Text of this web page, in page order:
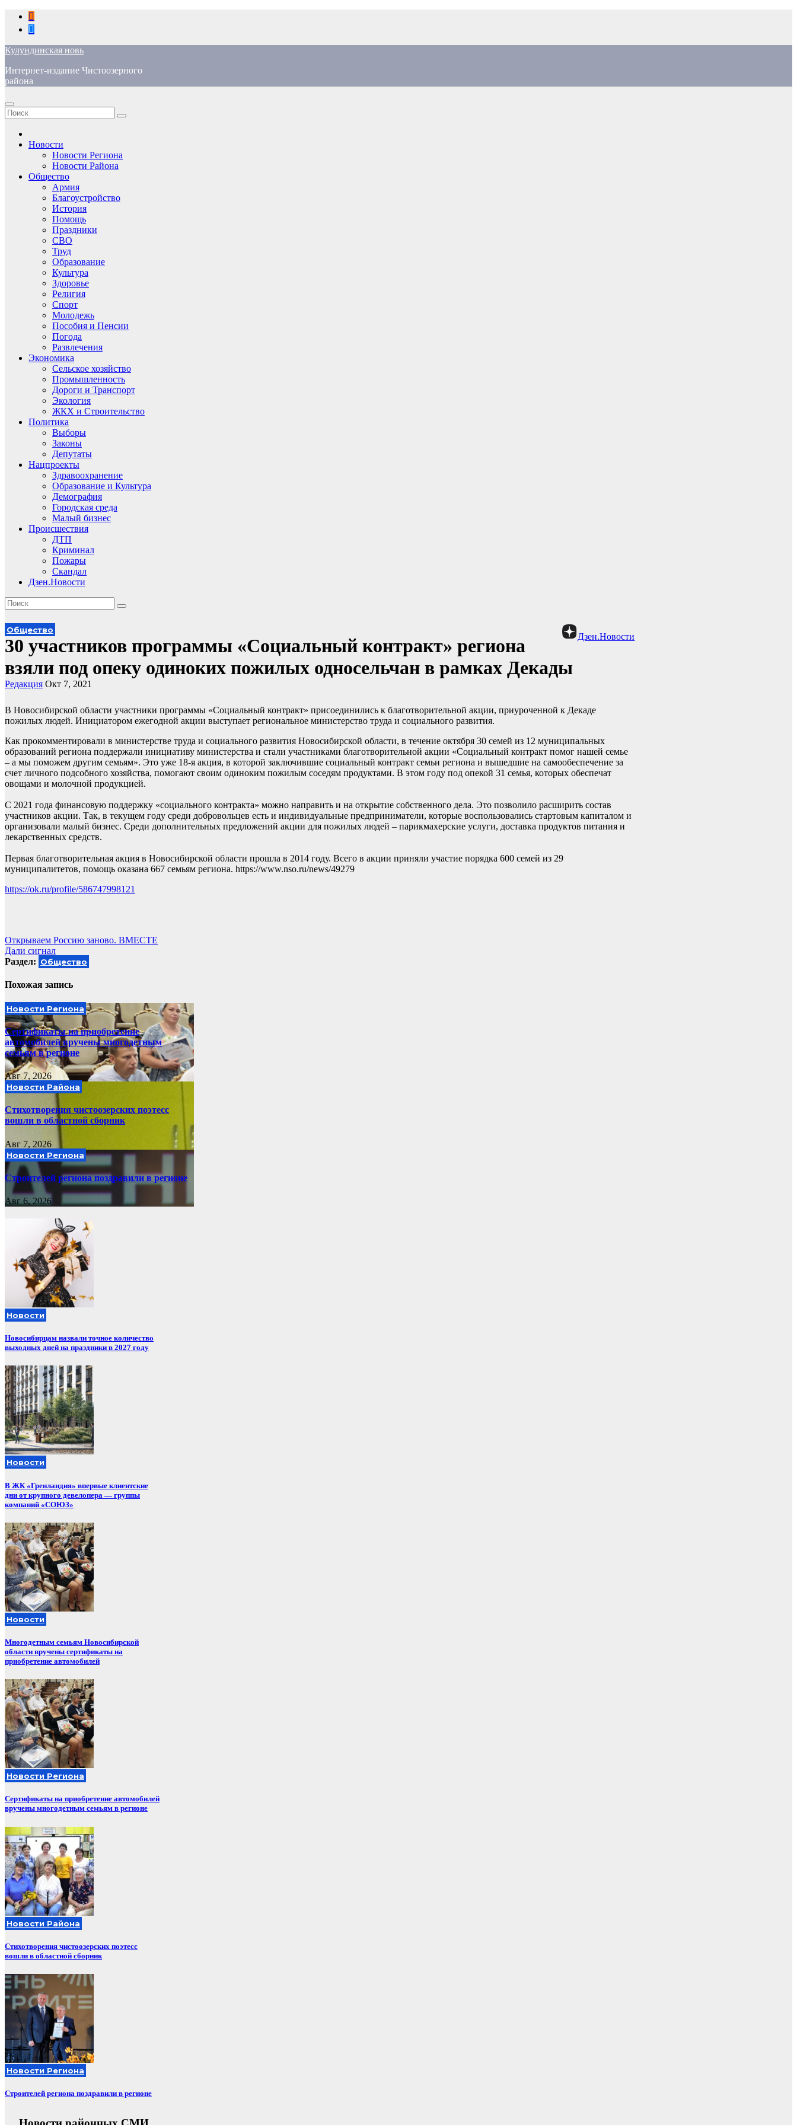
Перейти
содержимому
Кулундинская новь
Интернет-издание Чистоозерного
района
Новости
Новости Региона
Новости Района
Общество
Армия
Благоустройство
История
Помощь
Праздники
СВО
Труд
Образование
Культура
Здоровье
Религия
Спорт
Молодежь
Пособия и Пенсии
Погода
Развлечения
Экономика
Сельское хозяйство
Промышленность
Дороги и Транспорт
Экология
ЖКХ и Строительство
Политика
Выборы
Законы
Депутаты
Нацпроекты
Здравоохранение
Образование и Культура
Демография
Городская среда
Малый бизнес
Происшествия
ДТП
Криминал
Пожары
Скандал
Дзен.Новости
Дзен.Новости
Общество
30 участников программы «Социальный контракт» региона
взяли под опеку одиноких пожилых односельчан в рамках Декады
Редакция Окт 7, 2021
В Новосибирской области участники программы «Социальный контракт» присоединились к благотворительной акции, приуроченной к Декаде
пожилых людей. Инициатором ежегодной акции выступает региональное министерство труда и социального развития.
Как прокомментировали в министерстве труда и социального развития Новосибирской области, в течение октября 30 семей из 12 муниципальных
образований региона поддержали инициативу министерства и стали участниками благотворительной акции «Социальный контракт помог нашей семье
– а мы поможем другим семьям». Это уже 18-я акция, в которой заключившие социальный контракт семьи региона и вышедшие на самообеспечение за
счет личного подсобного хозяйства, помогают своим одиноким пожилым соседям продуктами. В этом году под опекой 31 семья, которых обеспечат
овощами и молочной продукцией.
С 2021 года финансовую поддержку «социального контракта» можно направить и на открытие собственного дела. Это позволило расширить состав
участников акции. Так, в текущем году среди добровольцев есть и индивидуальные предприниматели, которые воспользовались стартовым капиталом и
организовали малый бизнес. Среди дополнительных предложений акции для пожилых людей – парикмахерские услуги, доставка продуктов питания и
лекарственных средств.
Первая благотворительная акция в Новосибирской области прошла в 2014 году. Всего в акции приняли участие порядка 600 семей из 29
муниципалитетов, помощь оказана 667 семьям региона. https://www.nso.ru/news/49279
https://ok.ru/profile/586747998121
Навигация
по
Открываем Россию заново. ВМЕСТЕ
Дали сигнал
Раздел: Общество
Похожая запись
Новости Региона
Сертификаты на приобретение
автомобилей вручены многодетным
семьям в регионе
Авг 7, 2026
Новости Района
Стихотворения чистоозерских поэтесс
вошли в областной сборник
Авг 7, 2026
Новости Региона
Строителей региона поздравили в регионе
Авг 6, 2026
Новости
Новосибирцам назвали точное количество
выходных дней на праздники в 2027 году
Новости
В ЖК «Гренландия» впервые клиентские
дни от крупного девелопера — группы
компаний «СОЮЗ»
Новости
Многодетным семьям Новосибирской
области вручены сертификаты на
приобретение автомобилей
Новости Региона
Сертификаты на приобретение автомобилей
вручены многодетным семьям в регионе
Новости Района
Стихотворения чистоозерских поэтесс
вошли в областной сборник
Новости Региона
Строителей региона поздравили в регионе